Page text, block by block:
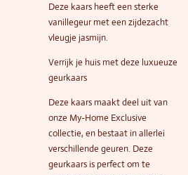
Deze kaars heeft een sterke
vanillegeur met een zijdezacht
vleugje jasmijn.
Verrijk je huis met deze luxueuze
geurkaars
Deze kaars maakt deel uit van
onze My-Home Exclusive
collectie, en bestaat in allerlei
verschillende geuren. Deze
geurkaars is perfect om te